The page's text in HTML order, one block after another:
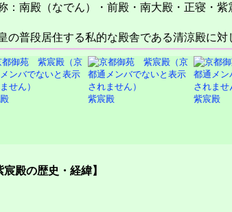
：南殿（なでん）・前殿・南大殿・正寝・紫
の普段居住する私的な殿舎である清涼殿に
紫宸殿 紫宸殿
宸殿の歴史・経緯】